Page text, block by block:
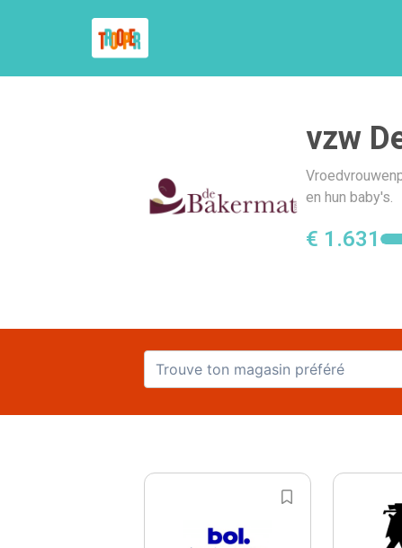
vzw
en hun baby's.
€ 1.631